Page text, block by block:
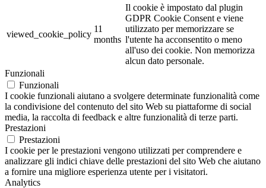
viewed_cookie_policy
11
months
Il cookie è impostato dal plugin
GDPR Cookie Consent e viene
utilizzato per memorizzare se
l'utente ha acconsentito o meno
all'uso dei cookie. Non memorizza
alcun dato personale.
Funzionali
Funzionali
I cookie funzionali aiutano a svolgere determinate funzionalità come
la condivisione del contenuto del sito Web su piattaforme di social
media, la raccolta di feedback e altre funzionalità di terze parti.
Prestazioni
Prestazioni
I cookie per le prestazioni vengono utilizzati per comprendere e
analizzare gli indici chiave delle prestazioni del sito Web che aiutano
a fornire una migliore esperienza utente per i visitatori.
Analytics